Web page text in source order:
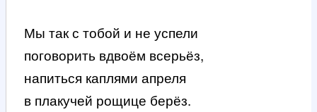
Мы так с тобой и не успели
поговорить вдвоём всерьёз,
напиться каплями апреля
в плакучей рощице берёз.